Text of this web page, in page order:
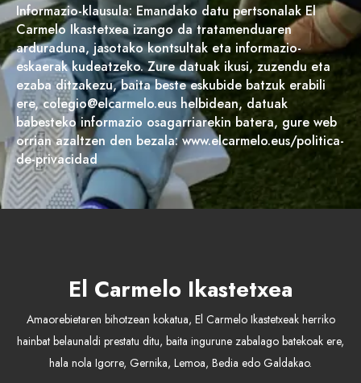
Informazio-klausula: Emandako datu pertsonalak El
Carmelo Ikastetxea izango da tratamenduaren
arduraduna, jasotako kontsultak eta informazio-
eskaerak kudeatzeko. Zure datuak ikusi, zuzendu eta
ezaba ditzakezu, baita beste eskubide batzuk erabili
ere, colegio@elcarmelo.eus helbidean, datuak
babesteko informazio osagarriarekin batera, gure web
orrian azaltzen den bezala: www.elcarmelo.eus/politica-
de-privacidad
El Carmelo Ikastetxea
Amaorebietaren bihotzean kokatua, El Carmelo Ikastetxeak herriko
hainbat belaunaldi prestatu ditu, baita ingurune zabalago batekoak ere,
hala nola Igorre, Gernika, Lemoa, Bedia edo Galdakao.